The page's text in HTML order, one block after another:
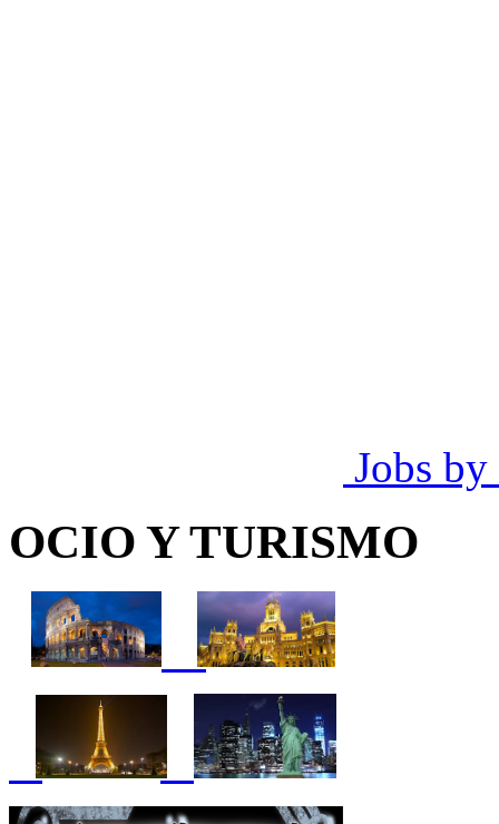
Jobs by
OCIO Y TURISMO